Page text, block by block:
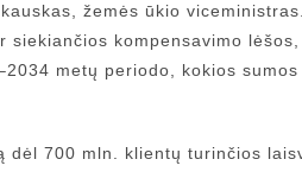
žemės ūkio
siekiančios kompensavimo
metų periodo, kokios
dėl 700 mln. klientų turinčios